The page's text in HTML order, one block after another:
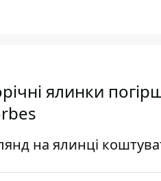
ялинки
на ялинці